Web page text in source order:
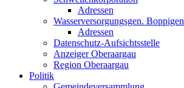
Adressen
Wasserversorgungsgen. Boppigen
Adressen
Datenschutz-Aufsichtsstelle
Anzeiger Oberaargau
Region Oberaargau
Politik